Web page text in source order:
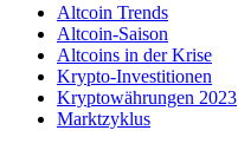
Altcoin Trends
Altcoin-Saison
Altcoins in der Krise
Krypto-Investitionen
Kryptowährungen 2023
Marktzyklus